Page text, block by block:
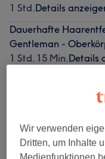
1 Std.Details
Dauerhafte
Gentleman -
1 Std. 15 Min.Details
5 weitere
Wir verwenden
Dritten, um Inhalte